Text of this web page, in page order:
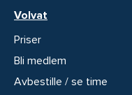
Volvat
Priser
Bli medlem
Avbestille / se time